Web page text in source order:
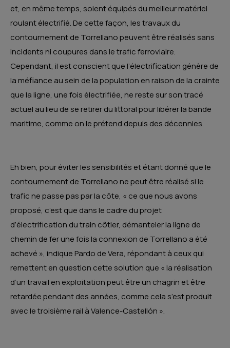
et, en même temps, soient équipés du meilleur matériel
roulant électrifié. De cette façon, les travaux du
contournement de Torrellano peuvent être réalisés sans
incidents ni coupures dans le trafic ferroviaire.
Cependant, il est conscient que l’électrification génère de
la méfiance au sein de la population en raison de la crainte
que la ligne, une fois électrifiée, ne reste sur son tracé
actuel au lieu de se retirer du littoral pour libérer la bande
maritime, comme on le prétend depuis des décennies.
Eh bien, pour éviter les sensibilités et étant donné que le
contournement de Torrellano ne peut être réalisé si le
trafic ne passe pas par la côte, « ce que nous avons
proposé, c’est que dans le cadre du projet
d’électrification du train côtier, démanteler la ligne de
chemin de fer une fois la connexion de Torrellano a été
achevé », indique Pardo de Vera, répondant à ceux qui
remettent en question cette solution que « la réalisation
d’un travail en exploitation peut être un chagrin et être
retardée pendant des années, comme cela s’est produit
avec le troisième rail à Valence-Castellón ».